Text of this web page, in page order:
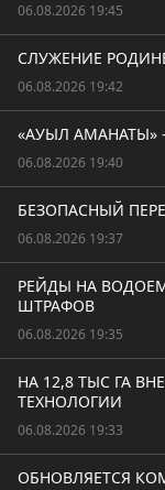
06.08.2026 19:45
СЛУЖЕНИЕ
06.08.2026 19:42
«АУЫЛ
06.08.2026 19:40
БЕЗОПАСНЫЙ
06.08.2026 19:37
РЕЙДЫ НА
ШТРАФОВ
06.08.2026 19:35
НА 12,8 ТЫС ГА
ТЕХНОЛОГИИ
06.08.2026 19:33
ОБНОВЛЯЕТСЯ